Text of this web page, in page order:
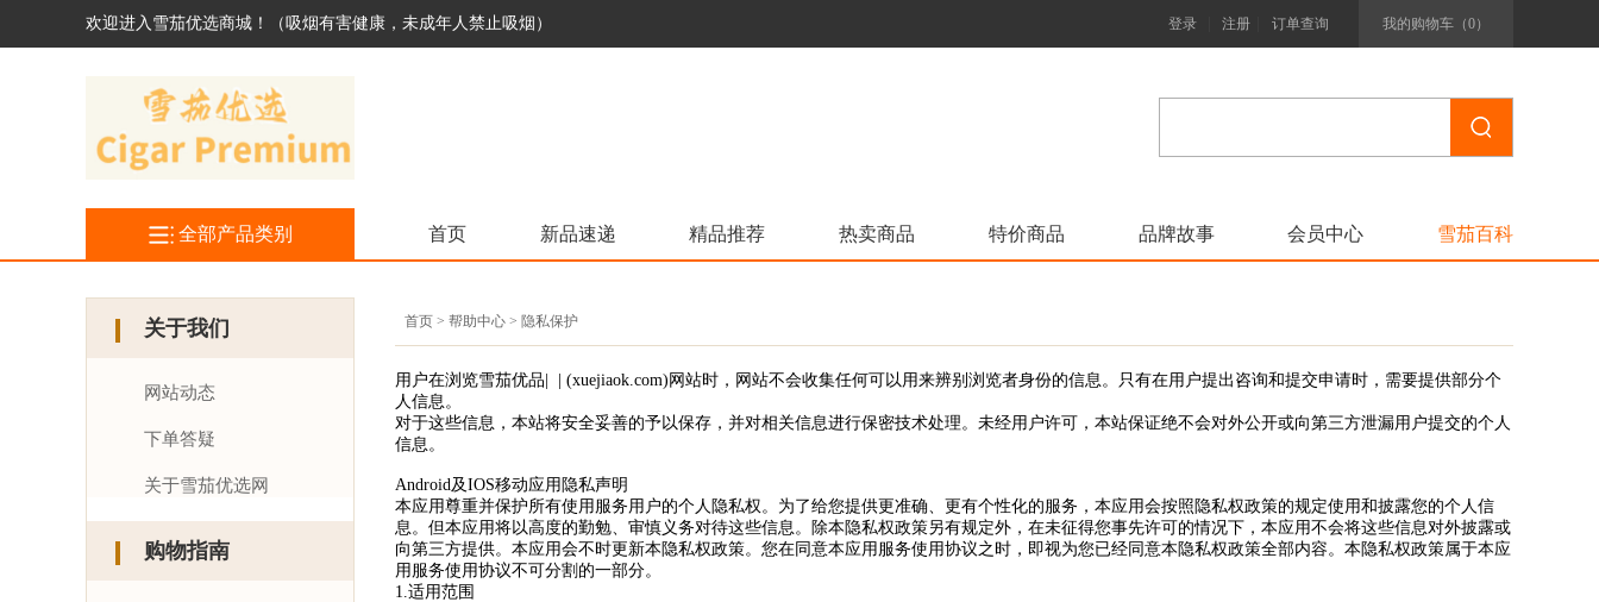
欢迎进入雪茄优选商城！（吸烟有害健康，未成年人禁止吸烟） 登录 注册 订单查询 我的购物车（0）
全部产品类别 首页 新品速递 精品推荐 热卖商品 特价商品 品牌故事 会员中心 雪茄百科
关于我们
网站动态
下单答疑
关于雪茄优选网
购物指南
首页 > 帮助中心 > 隐私保护
用户在浏览雪茄优品| | (xuejiaok.com)网站时，网站不会收集任何可以用来辨别浏览者身份的信息。只有在用户提出咨询和提交申请时，需要提供部分个
人信息。
对于这些信息，本站将安全妥善的予以保存，并对相关信息进行保密技术处理。未经用户许可，本站保证绝不会对外公开或向第三方泄漏用户提交的个人
信息。
Android及IOS移动应用隐私声明
本应用尊重并保护所有使用服务用户的个人隐私权。为了给您提供更准确、更有个性化的服务，本应用会按照隐私权政策的规定使用和披露您的个人信
息。但本应用将以高度的勤勉、审慎义务对待这些信息。除本隐私权政策另有规定外，在未征得您事先许可的情况下，本应用不会将这些信息对外披露或
向第三方提供。本应用会不时更新本隐私权政策。您在同意本应用服务使用协议之时，即视为您已经同意本隐私权政策全部内容。本隐私权政策属于本应
用服务使用协议不可分割的一部分。
1.适用范围